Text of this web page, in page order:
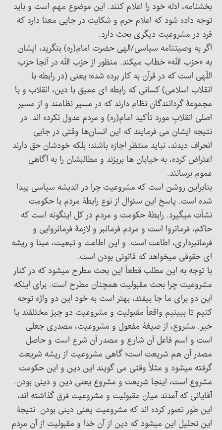
بخشنامه، ادله خود را اعلام کنند. این موضوع مهم است و باید
توجه داده شود که اعلام جرم و شکایت در جایی معنا دارد که
فرد در مشروعیت دیگری بحث دارد.
اگر به وصیتنامه سیاسی/الهی حضرت امام(ره) بنگرید، ایشان
به «حزب الله» خطاب میکند. منظور از حزب الله در آنجا حزب
اللّهی است که در قرآن به کار برده شده؛ یعنی (در رابطه با
انقلاب اسلامی) کسانی که رابطه ای عمیق با دین، انقلاب و با
مجموعۀ گردانندگان نظام دارند که در مسیر نظامند و از مسیر
اصلی انقلابِ مورد تأکید امام(ره) و مردم عدول نکرده اند. در
نتیجه ایشان می فرمایند که این انسان‌ها وقتی در جایی
انحراف دیدند، نباید منتظر اجازه باشند؛ بلکه خودشان حق دارند
اعتراض کرده، به خیابان ها بریزند و مطالبشان را به آگاهی
عموم برسانند.
بنابراین روشن است که مشروعیت چرا در اندیشه سیاسی پیدا
شده است. پاسخ این سئوال از نوع رابطۀ مردم با حکومت
نشأت میگیرد. رابطۀ حکومت و مردم در کل اینگونه است که
حاکم، فرمانروا است و مردم فرمانبر و لازمۀ فرمانروایی و
فرمانبرداری، اطاعت است. و این اطاعت و تبعیت، مبنا و ریشه
ای حقوقی میخواهد که قانونی بودن است.
با توجه به این مطلب قطعاً این بحث مطرح میشود که در کنار
مشروعیت چرا بحث مقبولیت همچنان مطرح است. برای اینکه
این دو برای ما جا بیفتد، بهتر است به خود این دو واژه توجه
کنیم تا ببینیم واقعاً مقبولیت و مشروعیت دو چیز مختلفند یا
خیر. مشروع، از صیغۀ مفعول و مشروعیت، مصدری جعلی
است و اسم فاعل آن شارع و مصدر آن شرع است و حاصل
مصدر آن هم شریعت است؛ گاهی مشروعیت از ریشه شریعت
گرفته میشود و مثلاً وقتی می گویند این دین و این حکومت
مشروع است، اینجا شریعت و مشروع یعنی دین و دینی بودن.
آقایانی که آمدند میان مقبولیت و مشروعیت فرق گذاشته اند،
این طور تصور کرده اند که مشروعیت یعنی دینی بودن. نتیجۀ
این تحلیل این میشود که دین از آن خدا و مقبولیت از آن مردم